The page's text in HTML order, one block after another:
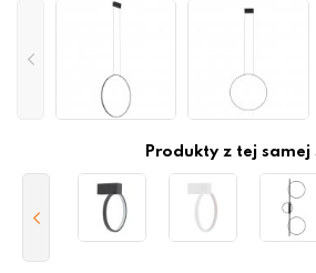
Produkty z tej samej